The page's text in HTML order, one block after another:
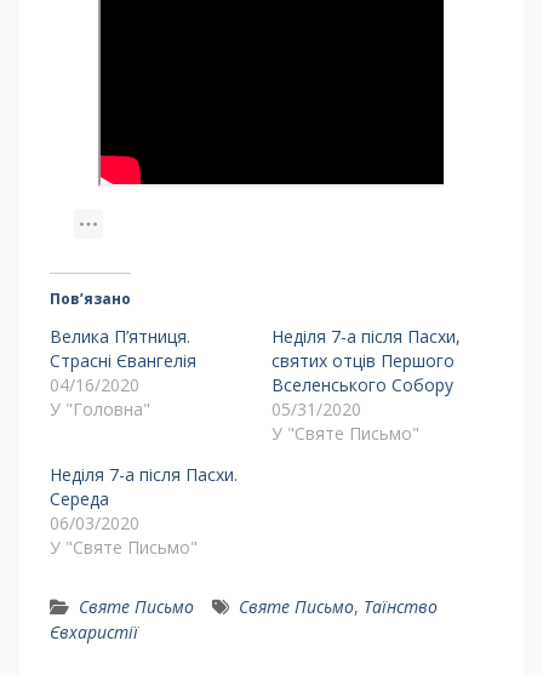
Пов’язано
Велика П’ятниця.
Страсні Євангелія
04/16/2020
У "Головна"
Неділя 7-а після Пасхи,
святих отців Першого
Вселенського Собору
05/31/2020
У "Святе Письмо"
Неділя 7-а після Пасхи.
Середа
06/03/2020
У "Святе Письмо"
Святе Письмо Святе Письмо, Таїнство
Євхаристії